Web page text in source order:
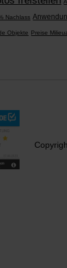
Nachlass
Objekte Preise